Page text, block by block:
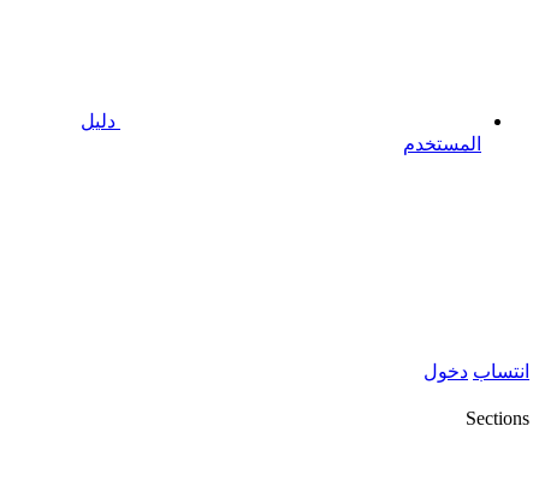
دليل
المستخدم
انتساب دخول
Sections